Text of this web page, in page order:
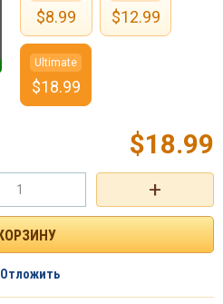
+
$18.99
Отложить
$8.99 $12.99
Ultimate
$18.99